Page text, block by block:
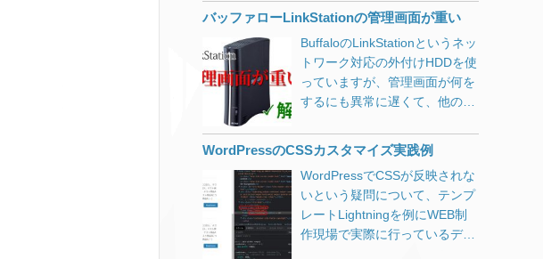
たままでした。 メールクライア
Becky!をいまだに使っていま
す。 動作が軽快 複数アカウン
トの管理がしやすい データのイ
ンポート・エクスポート・バッ
クアップが簡単で確実 過去にパ
ソコンを入れ替えるたびにデー
タを引き継いできたため、受信
箱には1999年のメールもいまだ
に残っています。 POPでの受
信に加えてBecky!を使っている
ります。 ドキュメント読めば書
いてあるんでしょうが、甘く見
ているだけに慣れ親しんだ日本
語ページをGoogleで探して斜め
読みして取り掛かるものですか
らなおさら。 移転先サーバーに
ない。 これ重要です。 多くの
トールしておく」と書いてあり
ますが、zipが解凍できなかった
り、パーミッションの問題が発
生したりと問題を引き起こしま
バッファローLinkStationの管理画面が重い
BuffaloのLinkStationというネッ
トワーク対応の外付けHDDを使
っていますが、管理画面が何を
するにも異常に遅くて、他の方
のが億劫になります。 ファーム
ウェアの更新やメディアサーバ
ーをオフにしてみたりしました
が解決しなかったのですが、原
因がわかりました。 Buffalo
LinkStation 管理画面の動作を速
WordPressのCSSカスタマイズ実践例
WordPressでCSSが反映されな
いという疑問について、テンプ
レートLightningを例にWEB制
作現場で実際に行っているデベ